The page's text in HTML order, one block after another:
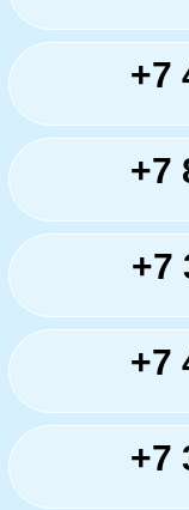
+7
+7
+7
+7
+7